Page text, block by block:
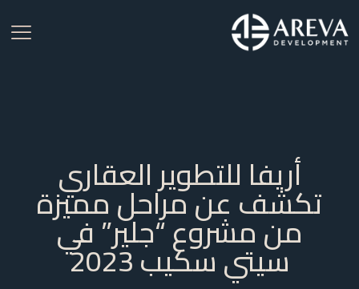
أريفا للتطوير العقاري
تكشف عن مراحل مميزة
من مشروع “جلير” في
سيتي سكيب 2023